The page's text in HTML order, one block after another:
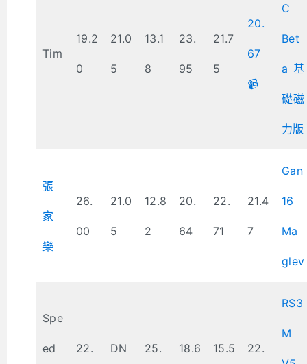
Tim
19.2
0
21.0
5
13.1
8
23.
95
21.7
5
20.
67
📹
C
Bet
a 基
礎磁
力版
張
家
樂
26.
00
21.0
5
12.8
2
20.
64
22.
71
21.4
7
Gan
16
Ma
glev
Spe
ed 22. DN 25. 18.6 15.5 22.
RS3
M